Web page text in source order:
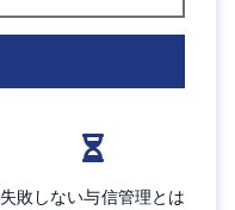
失敗しない与信管理とは